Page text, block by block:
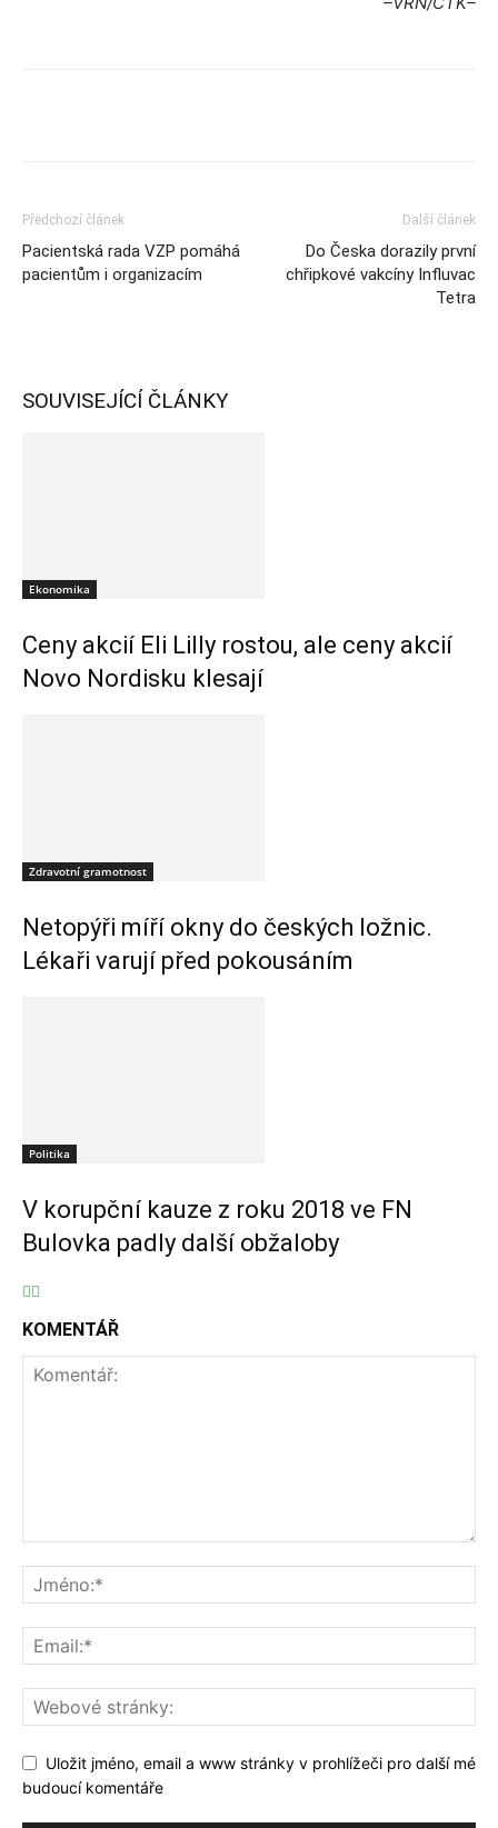
Předchozí článek
Pacientská rada VZP pomáhá
pacientům i organizacím
Další článek
Do Česka dorazily první
chřipkové vakcíny Influvac
Tetra
SOUVISEJÍCÍ ČLÁNKY
Ekonomika
Ceny akcií Eli Lilly rostou, ale ceny akcií
Novo Nordisku klesají
Zdravotní gramotnost
Netopýři míří okny do českých ložnic.
Lékaři varují před pokousáním
Politika
V korupční kauze z roku 2018 ve FN
Bulovka padly další obžaloby
KOMENTÁŘ
Uložit jméno, email a www stránky v prohlížeči pro další mé
budoucí komentáře